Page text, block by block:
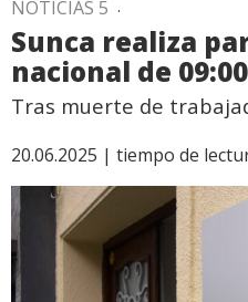
NOTICIAS 5 .
Sunca realiza
nacional de
Tras muerte de
20.06.2025 | tiempo de